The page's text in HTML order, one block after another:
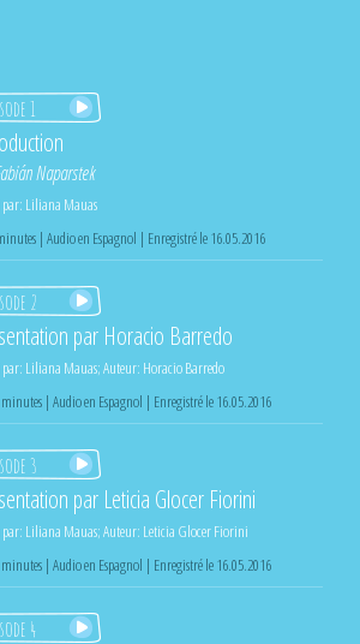
1
Naparstek
Liliana Mauas
| Audio en Espagnol | Enregistré le 16.05.2016
2
par Horacio Barredo
Liliana Mauas;Auteur: Horacio Barredo
| Audio en Espagnol | Enregistré le 16.05.2016
3
par Leticia Glocer Fiorini
Liliana Mauas;Auteur: Leticia Glocer Fiorini
| Audio en Espagnol | Enregistré le 16.05.2016
4